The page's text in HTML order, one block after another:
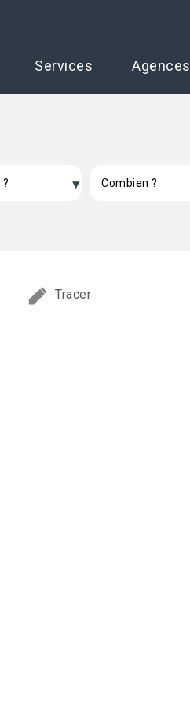
Services Agences
Tracer